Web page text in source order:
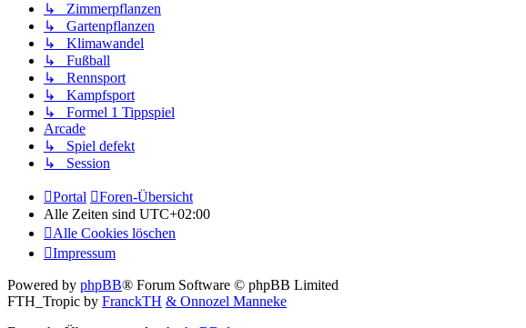
↳ Zimmerpflanzen
↳ Gartenpflanzen
↳ Klimawandel
↳ Fußball
↳ Rennsport
↳ Kampfsport
↳ Formel 1 Tippspiel
Arcade
↳ Spiel defekt
↳ Session
Portal
Foren-Übersicht
Alle Zeiten sind UTC+02:00
Alle Cookies löschen
Impressum
Powered by phpBB® Forum Software © phpBB Limited
FTH_Tropic by FranckTH & Onnozel Manneke